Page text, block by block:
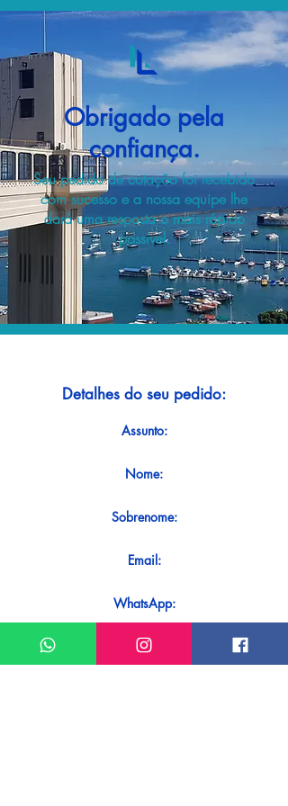
Obrigado pela
confiança.
Seu pedido de cotação foi recebido
com sucesso e a nossa equipe lhe
dará uma resposta o mais rápido
possível.
Detalhes do seu pedido:
Assunto:
Nome:
Sobrenome:
Email:
WhatsApp:
Mensagem: